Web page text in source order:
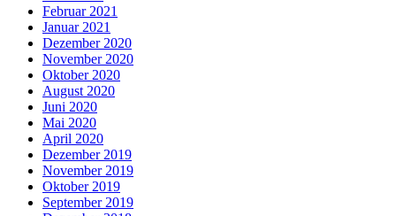
Februar 2021
Januar 2021
Dezember 2020
November 2020
Oktober 2020
August 2020
Juni 2020
Mai 2020
April 2020
Dezember 2019
November 2019
Oktober 2019
September 2019